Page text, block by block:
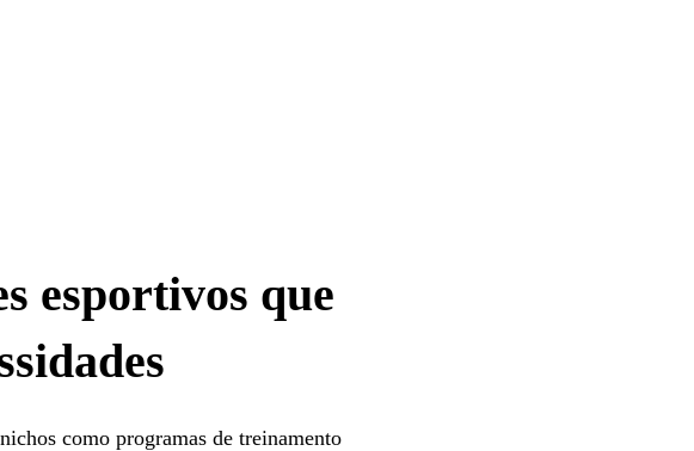
esportivos que
como programas de treinamento